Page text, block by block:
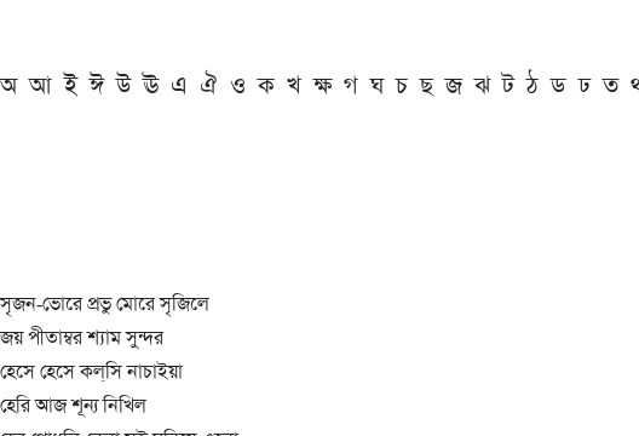
অ আ ই ঈ উ ঊ এ ঐ ও ক খ ক্ষ গ ঘ চ ছ জ ঝ ট ঠ ড ঢ ত
সৃজন-ভোরে প্রভু মোরে সৃজিলে
জয় পীতাম্বর শ্যাম সুন্দর
হেসে হেসে কল্‌সি নাচাইয়া
হেরি আজ শূন্য নিখিল